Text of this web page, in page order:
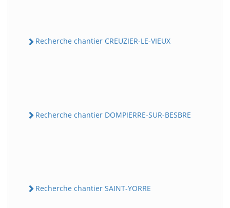
Recherche chantier CREUZIER-LE-VIEUX
Recherche chantier DOMPIERRE-SUR-BESBRE
Recherche chantier SAINT-YORRE